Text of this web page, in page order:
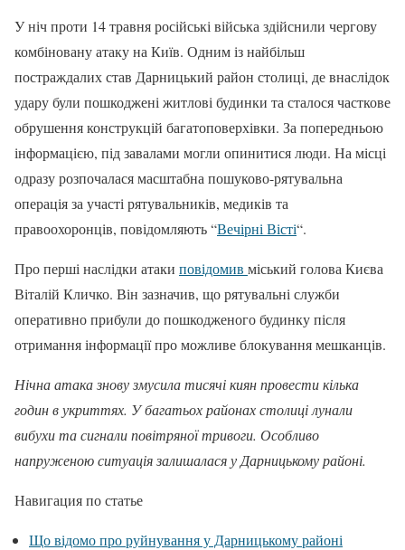
У ніч проти 14 травня російські війська здійснили чергову
комбіновану атаку на Київ. Одним із найбільш
постраждалих став Дарницький район столиці, де внаслідок
удару були пошкоджені житлові будинки та сталося часткове
обрушення конструкцій багатоповерхівки. За попередньою
інформацією, під завалами могли опинитися люди. На місці
одразу розпочалася масштабна пошуково-рятувальна
операція за участі рятувальників, медиків та
правоохоронців, повідомляють “Вечірні Вісті“.
Про перші наслідки атаки повідомив міський голова Києва
Віталій Кличко. Він зазначив, що рятувальні служби
оперативно прибули до пошкодженого будинку після
отримання інформації про можливе блокування мешканців.
Нічна атака знову змусила тисячі киян провести кілька
годин в укриттях. У багатьох районах столиці лунали
вибухи та сигнали повітряної тривоги. Особливо
напруженою ситуація залишалася у Дарницькому районі.
Навигация по статье
Що відомо про руйнування у Дарницькому районі